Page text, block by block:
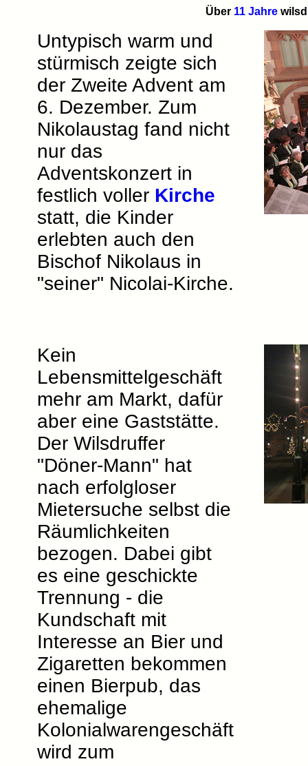
Über 11 Jahre
Untypisch warm und
stürmisch zeigte sich
der Zweite Advent am
6. Dezember. Zum
Nikolaustag fand nicht
nur das
Adventskonzert in
festlich voller Kirche
statt, die Kinder
erlebten auch den
Bischof Nikolaus in
"seiner" Nicolai-Kirche.
Kein
Lebensmittelgeschäft
mehr am Markt, dafür
aber eine Gaststätte.
Der Wilsdruffer
"Döner-Mann" hat
nach erfolgloser
Mietersuche selbst die
Räumlichkeiten
bezogen. Dabei gibt
es eine geschickte
Trennung - die
Kundschaft mit
Interesse an Bier und
Zigaretten bekommen
einen Bierpub, das
ehemalige
Kolonialwarengeschäft
wird zum